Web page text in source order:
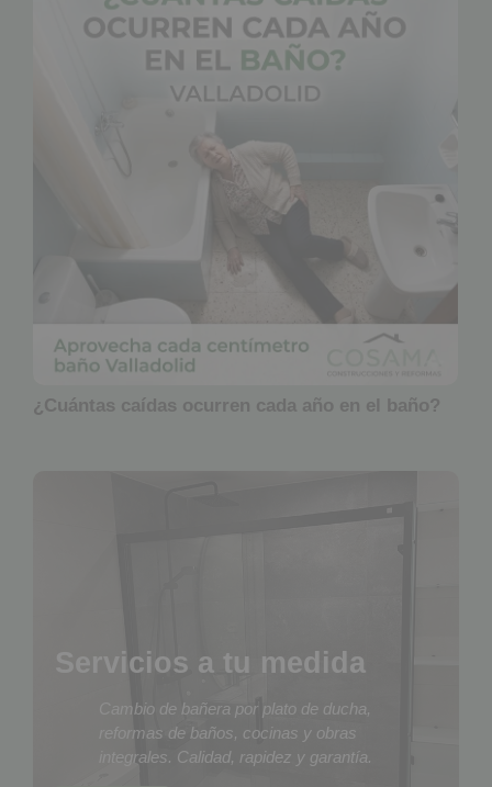
¿Cuántas caídas ocurren cada año en el baño?
Servicios a tu medida
Cambio de bañera por plato de ducha,
reformas de baños, cocinas y obras
integrales. Calidad, rapidez y garantía.